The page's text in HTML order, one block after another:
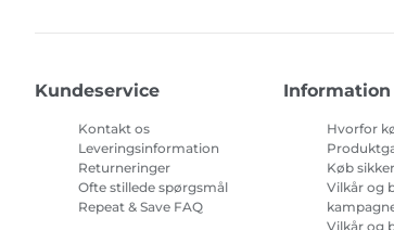
Kundeservice
Kontakt os
Leveringsinformation
Returneringer
Ofte stillede spørgsmål
Repeat & Save FAQ
Information
Hvorfor
Køb
Vilkår og
Vilkår og